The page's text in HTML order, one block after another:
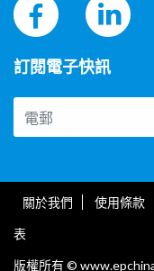
訂閱電子快訊
關於我們 使用條款
表
版權所有 ©